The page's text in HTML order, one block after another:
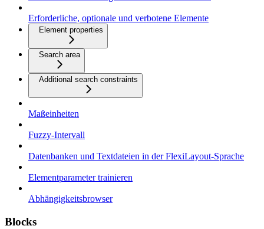
Erforderliche, optionale und verbotene Elemente
Element properties
Search area
Additional search constraints
Maßeinheiten
Fuzzy-Intervall
Datenbanken und Textdateien in der FlexiLayout-Sprache
Elementparameter trainieren
Abhängigkeitsbrowser
Blocks